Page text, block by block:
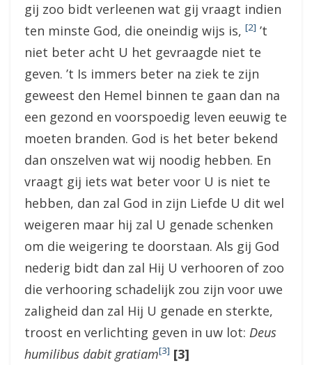
gij zoo bidt verleenen wat gij vraagt indien
ten minste God, die oneindig wijs is, [2] ’t
niet beter acht U het gevraagde niet te
geven. ’t Is immers beter na ziek te zijn
geweest den Hemel binnen te gaan dan na
een gezond en voorspoedig leven eeuwig te
moeten branden. God is het beter bekend
dan onszelven wat wij noodig hebben. En
vraagt gij iets wat beter voor U is niet te
hebben, dan zal God in zijn Liefde U dit wel
weigeren maar hij zal U genade schenken
om die weigering te doorstaan. Als gij God
nederig bidt dan zal Hij U verhooren of zoo
die verhooring schadelijk zou zijn voor uwe
zaligheid dan zal Hij U genade en sterkte,
troost en verlichting geven in uw lot: Deus
humilibus dabit gratiam[3] [3]